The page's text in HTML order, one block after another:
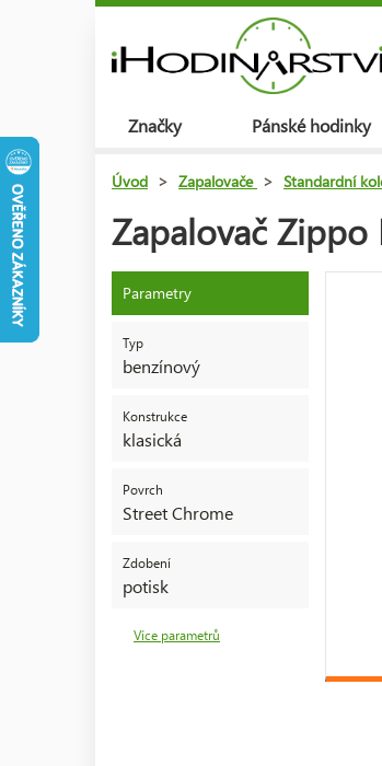
Značky Pánské hodinky
Úvod > Zapalovače > Standardní
Zapalovač Zippo
Parametry
Typ
benzínový
Konstrukce
klasická
Povrch
Street Chrome
Zdobení
potisk
Více parametrů